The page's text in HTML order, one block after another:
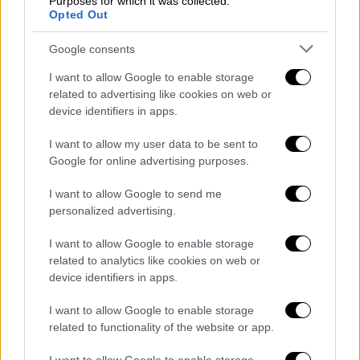
Opted Out
Google consents
I want to allow Google to enable storage
related to advertising like cookies on web or
device identifiers in apps.
I want to allow my user data to be sent to
Google for online advertising purposes.
I want to allow Google to send me
personalized advertising.
I want to allow Google to enable storage
related to analytics like cookies on web or
device identifiers in apps.
I want to allow Google to enable storage
related to functionality of the website or app.
που έχει ανοίξει στο ΚΙΝΑΛ με βασικό
«υπαίτιο» τον Γ. Παπανδρέου. Ο Α.
Λοβέρδος κάλεσε τους πάντες
(ψηφοφόρους ΝΔ και ΣΥΡΙΖΑ), με τον
Παύλο Χρηστίδηνα διαφωνεί! «Όταν
πρώην υπουργός ΝΔ λέει ότι θα ψηφίσει
στοΚΙΝΑΛκαι ξέρουμε ότι δεν
πρόκειται να μας ψηφίσει στις εθνικές
εκλογές, τότε αυτό δεν μας βοηθά», είπε
ενώ ο Ν. Ανδρουλάκης δεν απάντησε
Επίσης, η συζήτηση «φούντωσε» σε ότι
αφορά μια ενδεχόμενη συνεργασία. Εκεί
Ν. Ανδρουλάκης
σαφείς αποστάσεις από τον ΣΥΡΙΖΑ!
Την ίδια ώρα, «κόντρα» υπήρξε σχετικά
με τους νέουςΠοινικούς Κώδικες. Ο Α.